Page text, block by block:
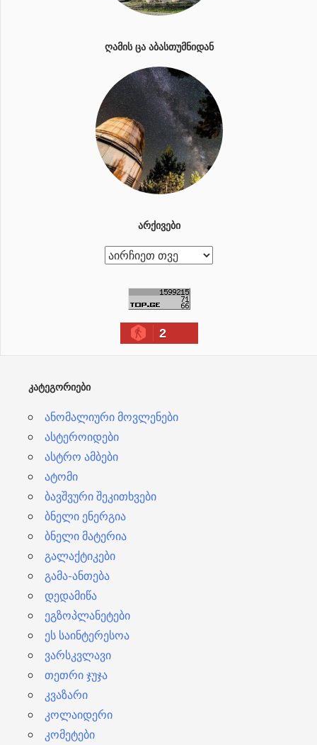
ᲦᲐᲛᲘᲡ ᲪᲐ ᲐᲑᲐᲡᲗᲣᲛᲜᲘᲓᲐᲜ
ᲐᲠᲥᲘᲕᲔᲑᲘ
ა
2
ᲙᲐᲢᲔᲒᲝᲠᲘᲔᲑᲘ
ანომალიური მოვლენები
ასტეროიდები
ასტრო ამბები
ატომი
ბავშვური შეკითხვები
ბნელი ენერგია
ბნელი მატერია
გალაქტიკები
გამა-ანთება
დედამიწა
ეგზოპლანეტები
ეს საინტერესოა
ვარსკვლავი
თეთრი ჯუჯა
კვაზარი
კოლაიდერი
კომეტები